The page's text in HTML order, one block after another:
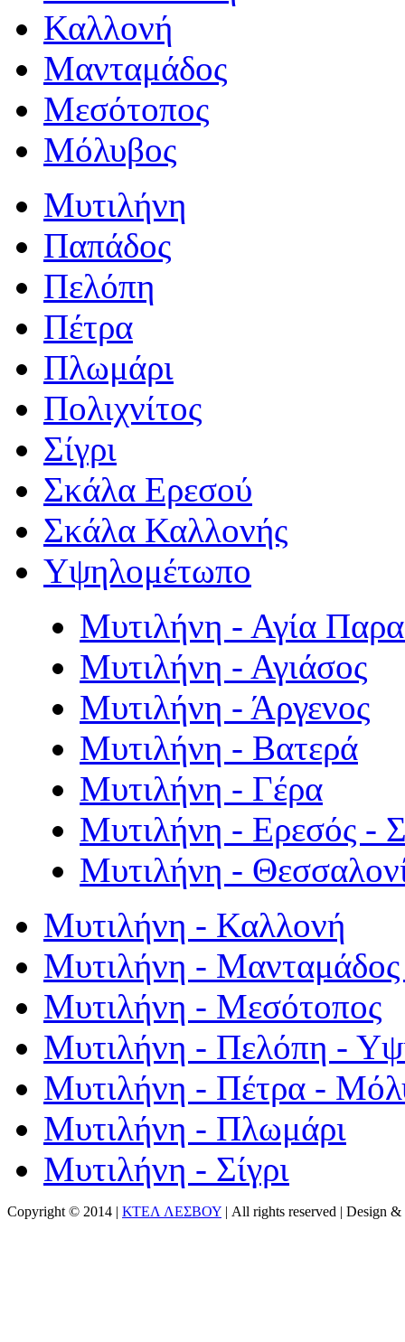
Καλλονή
Μανταμάδος
Μεσότοπος
Μόλυβος
Μυτιλήνη
Παπάδος
Πελόπη
Πέτρα
Πλωμάρι
Πολιχνίτος
Σίγρι
Σκάλα Ερεσού
Σκάλα Καλλονής
Υψηλομέτωπο
Μυτιλήνη - Αγία
Μυτιλήνη - Αγιάσος
Μυτιλήνη - Άργενος
Μυτιλήνη - Βατερά
Μυτιλήνη - Γέρα
Μυτιλήνη - Ερεσός -
Μυτιλήνη -
Μυτιλήνη - Καλλονή
Μυτιλήνη - Μανταμάδος
Μυτιλήνη - Μεσότοπος
Μυτιλήνη - Πελόπη -
Μυτιλήνη - Πέτρα -
Μυτιλήνη - Πλωμάρι
Μυτιλήνη - Σίγρι
Copyright © 2014 | ΚΤΕΛ ΛΕΣΒΟΥ | All rights reserved | Design &